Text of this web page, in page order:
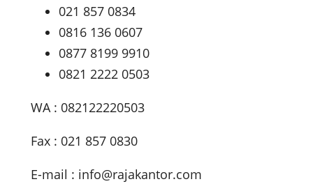
021 857 0834
0816 136 0607
0877 8199 9910
0821 2222 0503
WA : 082122220503
Fax : 021 857 0830
E-mail : info@rajakantor.com